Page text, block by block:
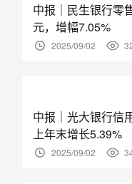
中报｜民生银行零
元，增幅7.05%
2025/09/02
中报｜光大银行信
上年末增长5.39%
2025/09/02